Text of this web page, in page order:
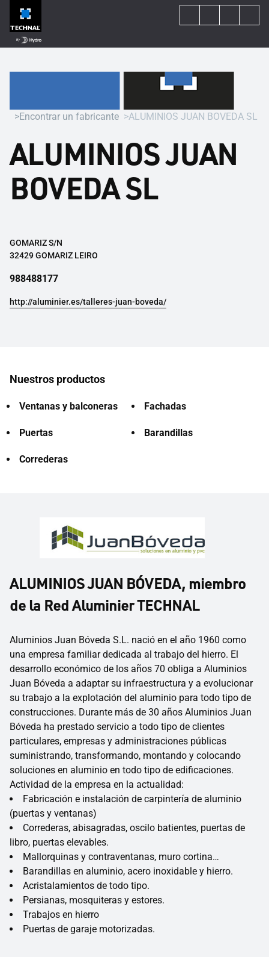
Encontrar un fabricante ALUMINIOS JUAN BOVEDA SL
ALUMINIOS JUAN
BOVEDA SL
GOMARIZ S/N
32429 GOMARIZ LEIRO
988488177
http://aluminier.es/talleres-juan-boveda/
Nuestros productos
Ventanas y balconeras Fachadas
Puertas Barandillas
Correderas
ALUMINIOS JUAN BÓVEDA, miembro
de la Red Aluminier TECHNAL
Aluminios Juan Bóveda S.L. nació en el año 1960 como
una empresa familiar dedicada al trabajo del hierro. El
desarrollo económico de los años 70 obliga a Aluminios
Juan Bóveda a adaptar su infraestructura y a evolucionar
su trabajo a la explotación del aluminio para todo tipo de
construcciones. Durante más de 30 años Aluminios Juan
Bóveda ha prestado servicio a todo tipo de clientes
particulares, empresas y administraciones públicas
suministrando, transformando, montando y colocando
soluciones en aluminio en todo tipo de edificaciones.
Actividad de la empresa en la actualidad:
Fabricación e instalación de carpintería de aluminio
(puertas y ventanas)
Correderas, abisagradas, oscilo batientes, puertas de
libro, puertas elevables.
Mallorquinas y contraventanas, muro cortina…
Barandillas en aluminio, acero inoxidable y hierro.
Acristalamientos de todo tipo.
Persianas, mosquiteras y estores.
Trabajos en hierro
Puertas de garaje motorizadas.